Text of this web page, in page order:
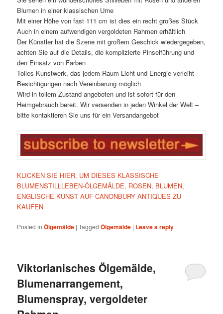
Blumen in einer klassischen Urne
Mit einer Höhe von fast 111 cm ist dies ein recht großes Stück
Auch in einem aufwendigen vergoldeten Rahmen erhältlich
Der Künstler hat die Szene mit großem Geschick wiedergegeben,
achten Sie auf die Details, die komplizierte Pinselführung und
den Einsatz von Farben
Tolles Kunstwerk, das jedem Raum Licht und Energie verleiht
Besichtigungen nach Vereinbarung möglich
Wird in tollem Zustand angeboten und ist sofort für den
Heimgebrauch bereit. Wir versenden in jeden Winkel der Welt –
bitte kontaktieren Sie uns für ein Versandangebot
KLICKEN SIE HIER, UM DIESES KLASSISCHE
BLUMENSTILLLEBEN-ÖLGEMÄLDE, ROSEN, BLUMEN,
ENGLISCHE KUNST AUF CANONBURY ANTIQUES ZU
KAUFEN
Posted in Ölgemälde |Tagged Ölgemälde | Leave a reply
Viktorianisches Ölgemälde,
Blumenarrangement,
Blumenspray, vergoldeter